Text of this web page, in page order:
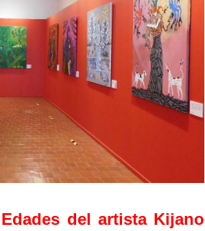
del artista Kijano